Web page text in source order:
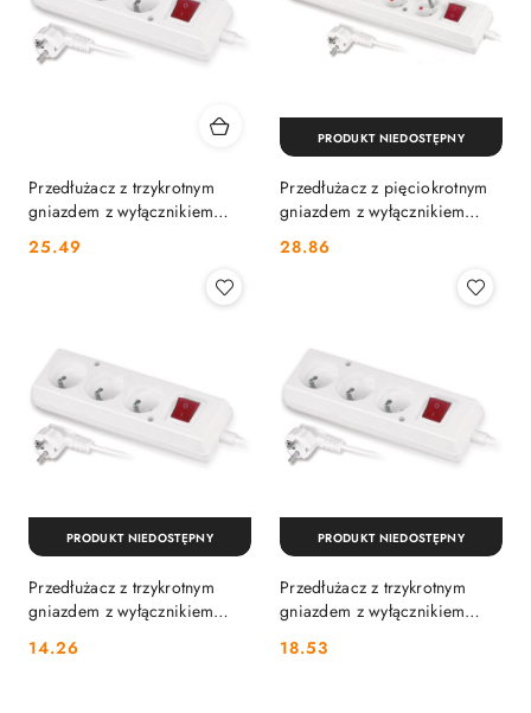
Przedłużacz z trzykrotnym
gniazdem z wyłącznikiem
3x2p+Z 10A 5m biały JONEX
Cena:
25.49
Przedłużacz z pięciokrotnym
gniazdem z wyłącznikiem
3x2p+Z 10A 5m biały JONEX
Cena:
28.86
PRODUKT NIEDOSTĘPNY
Przedłużacz z trzykrotnym
gniazdem z wyłącznikiem
JONEX
Cena:
14.26
PRODUKT NIEDOSTĘPNY
Przedłużacz z trzykrotnym
gniazdem z wyłącznikiem
Cena:
18.53
PRODUKT NIEDOSTĘPNY